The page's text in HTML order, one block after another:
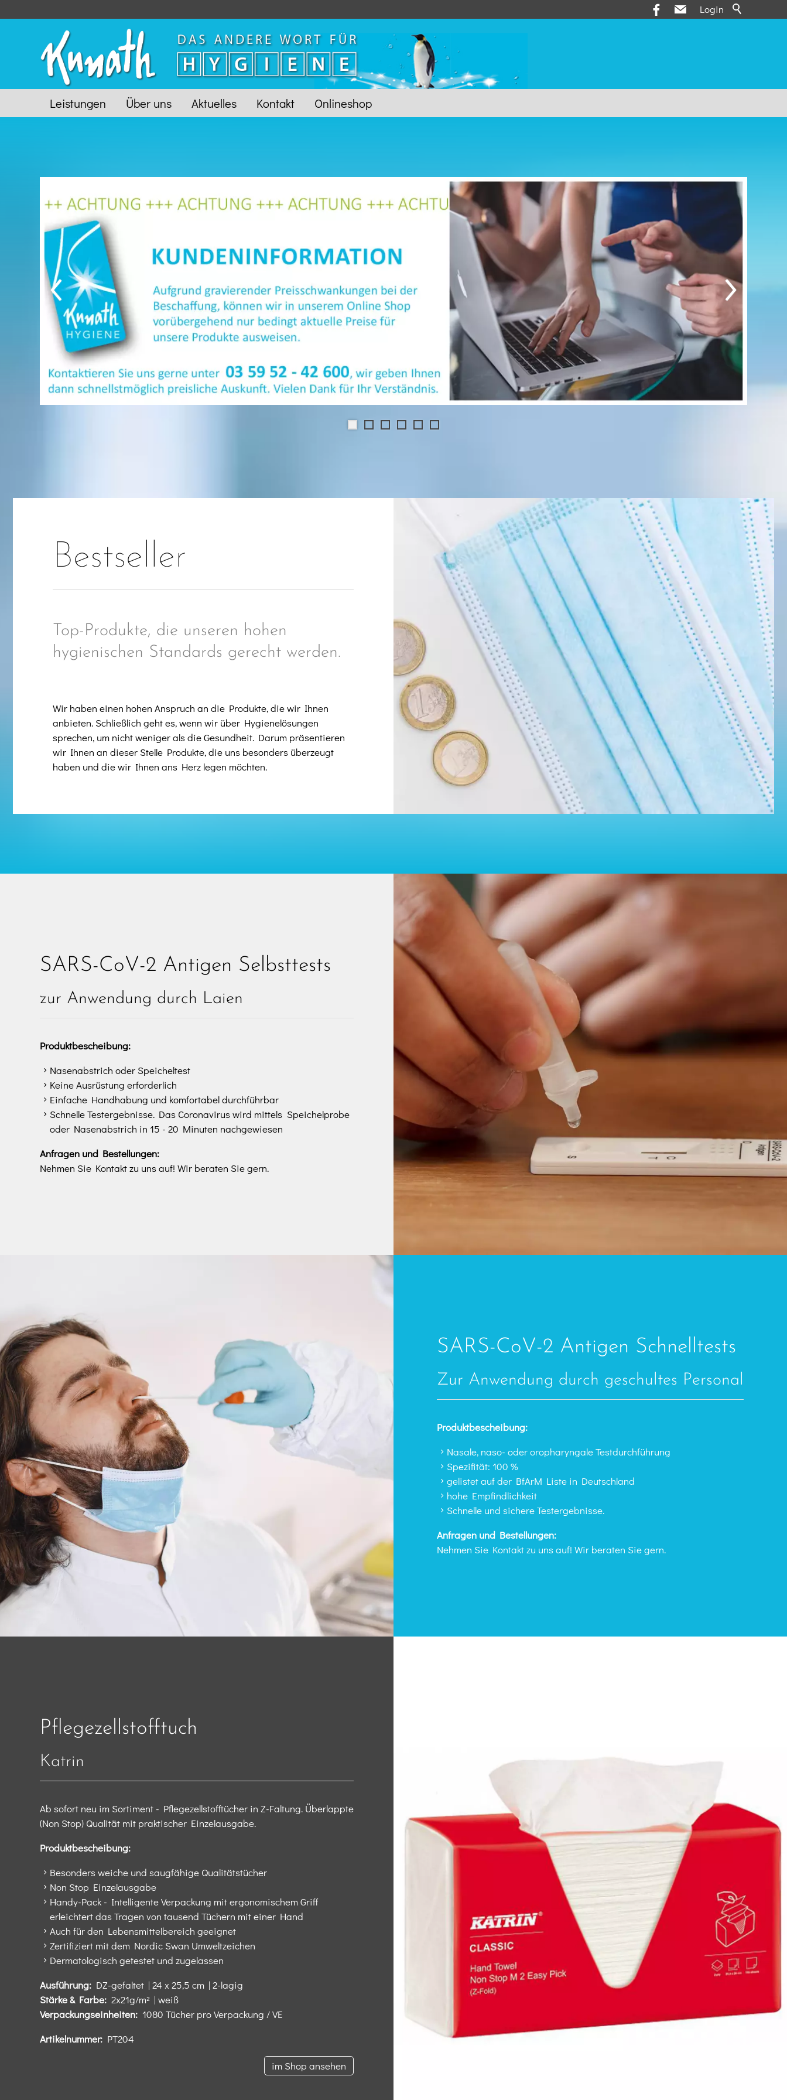
Login
Leistungen Über uns Aktuelles Kontakt Onlineshop
Bestseller
Top-Produkte, die unseren hohen
hygienischen Standards gerecht werden.
Wir haben einen hohen Anspruch an die Produkte, die wir Ihnen
anbieten. Schließlich geht es, wenn wir über Hygienelösungen
sprechen, um nicht weniger als die Gesundheit. Darum präsentieren
wir Ihnen an dieser Stelle Produkte, die uns besonders überzeugt
haben und die wir Ihnen ans Herz legen möchten.
SARS-CoV-2 Antigen Selbsttests
zur Anwendung durch Laien
Produktbescheibung:
Nasenabstrich oder Speicheltest ​
Keine Ausrüstung erforderlich
Einfache Handhabung und komfortabel durchführbar
Schnelle Testergebnisse. Das Coronavirus wird mittels Speichelprobe
oder Nasenabstrich in 15 - 20 Minuten nachgewiesen
Anfragen und Bestellungen:
Nehmen Sie Kontakt zu uns auf! Wir beraten Sie gern.
SARS-CoV-2 Antigen Schnelltests
Zur Anwendung durch geschultes Personal
Produktbescheibung:
Nasale, naso- oder oropharyngale Testdurchführung
Spezifität: 100 %​
gelistet auf der BfArM Liste in Deutschland​
hohe Empfindlichkeit​
Schnelle und sichere Testergebnisse.​
Anfragen und Bestellungen:
Nehmen Sie Kontakt zu uns auf! Wir beraten Sie gern.
Pflegezellstofftuch
Katrin
Ab sofort neu im Sortiment - Pflegezellstofftücher in Z-Faltung. Überlappte
(Non Stop) Qualität mit praktischer Einzelausgabe​.
Produktbescheibung:
Besonders weiche und saugfähige Qualitätstücher​
Non Stop Einzelausgabe​
Handy-Pack - Intelligente Verpackung mit ergonomischem Griff
erleichtert das Tragen von tausend Tüchern mit einer Hand
Auch für den Lebensmittelbereich geeignet​
Zertifiziert mit dem Nordic Swan Umweltzeichen​
Dermatologisch getestet und zugelassen​
Ausführung: DZ-gefaltet | 24 x 25,5 cm | 2-lagig​
Stärke & Farbe: 2x21g/m² | weiß​
Verpackungseinheiten: 1080 Tücher pro Verpackung / VE​
Artikelnummer: PT204​
im Shop ansehen